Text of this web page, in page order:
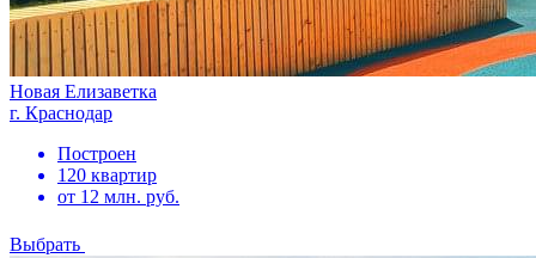
Новая Елизаветка
г. Краснодар
Построен
120 квартир
от 12 млн. руб.
Выбрать